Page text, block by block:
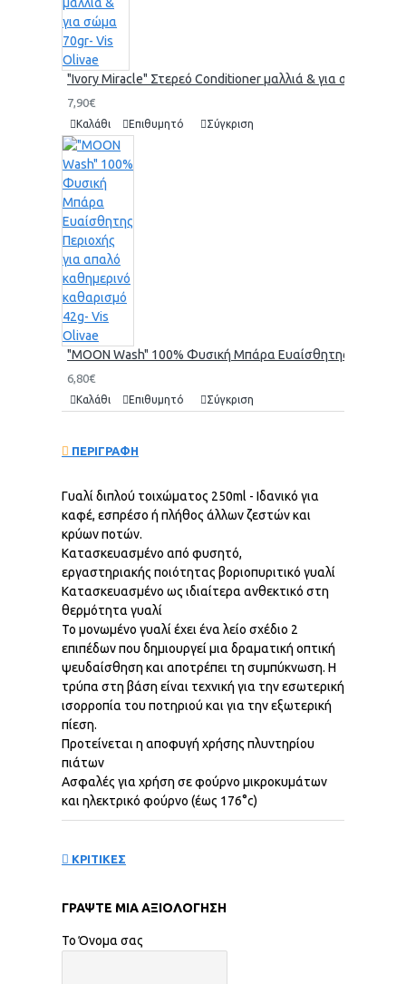
"Ivory Miracle" Στερεό Conditioner μαλλιά & για σώμα
7,90€
Καλάθι Επιθυμητό Σύγκριση
"MOON Wash" 100% Φυσική Μπάρα Ευαίσθητης
6,80€
Καλάθι Επιθυμητό Σύγκριση
ΠΕΡΙΓΡΑΦΗ
Γυαλί διπλού τοιχώματος 250ml - Ιδανικό για
καφέ, εσπρέσο ή πλήθος άλλων ζεστών και
κρύων ποτών.
Κατασκευασμένο από φυσητό,
εργαστηριακής ποιότητας βοριοπυριτικό γυαλί
Κατασκευασμένο ως ιδιαίτερα ανθεκτικό στη
θερμότητα γυαλί
Το μονωμένο γυαλί έχει ένα λείο σχέδιο 2
επιπέδων που δημιουργεί μια δραματική οπτική
ψευδαίσθηση και αποτρέπει τη συμπύκνωση. Η
τρύπα στη βάση είναι τεχνική για την εσωτερική
ισορροπία του ποτηριού και για την εξωτερική
πίεση.
Προτείνεται η αποφυγή χρήσης πλυντηρίου
πιάτων
Ασφαλές για χρήση σε φούρνο μικροκυμάτων
και ηλεκτρικό φούρνο (έως 176°c)
ΚΡΙΤΙΚΕΣ
ΓΡΆΨΤΕ ΜΙΑ ΑΞΙΟΛΌΓΗΣΗ
Το Όνομα σας